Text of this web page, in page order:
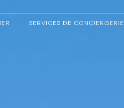
SERVICES DE CONCIERGERIE